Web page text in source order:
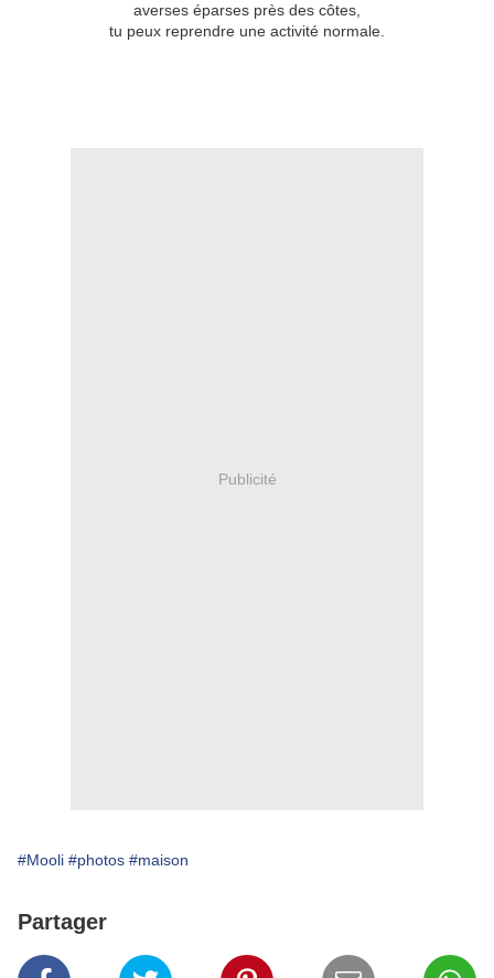
averses éparses près des côtes,
tu peux reprendre une activité normale.
Publicité
#Mooli #photos #maison
Partager